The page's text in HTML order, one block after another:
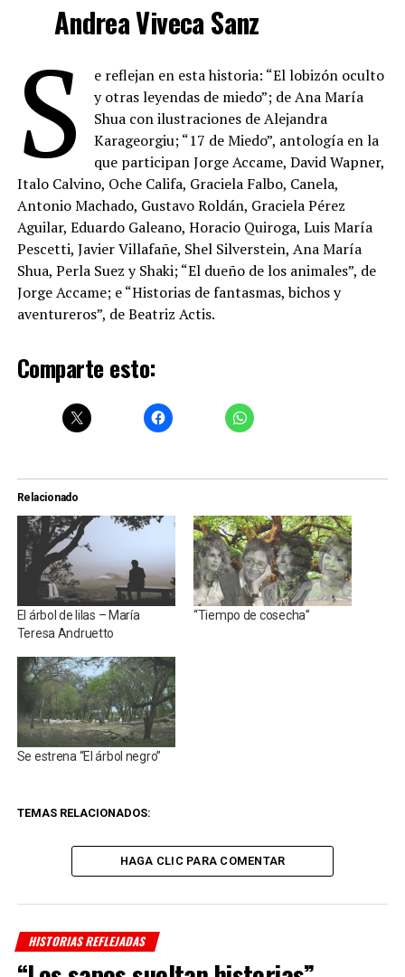
Andrea Viveca Sanz
S
e reflejan en esta historia: “El lobizón oculto
y otras leyendas de miedo”; de Ana María
Shua con ilustraciones de Alejandra
Karageorgiu; “17 de Miedo”, antología en la
que participan Jorge Accame, David Wapner,
Italo Calvino, Oche Califa, Graciela Falbo, Canela,
Antonio Machado, Gustavo Roldán, Graciela Pérez
Aguilar, Eduardo Galeano, Horacio Quiroga, Luis María
Pescetti, Javier Villafañe, Shel Silverstein, Ana María
Shua, Perla Suez y Shaki; “El dueño de los animales”, de
Jorge Accame; e “Historias de fantasmas, bichos y
aventureros”, de Beatriz Actis.
Comparte esto:
Relacionado
El árbol de lilas – María
Teresa Andruetto
“Tiempo de cosecha”
Se estrena “El árbol negro”
TEMAS RELACIONADOS:
HAGA CLIC PARA COMENTAR
HISTORIAS REFLEJADAS